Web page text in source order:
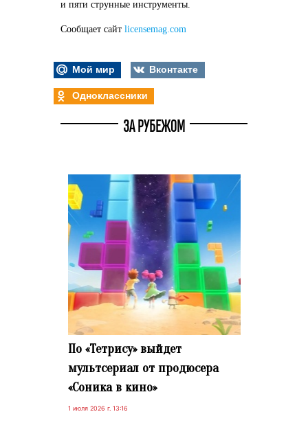
и пяти струнные инструменты.
Сообщает сайт licensemag.com
Мой мир
Вконтакте
Одноклассники
ЗА РУБЕЖОМ
По «Тетрису» выйдет
мультсериал от продюсера
«Соника в кино»
1 июля 2026 г. 13:16